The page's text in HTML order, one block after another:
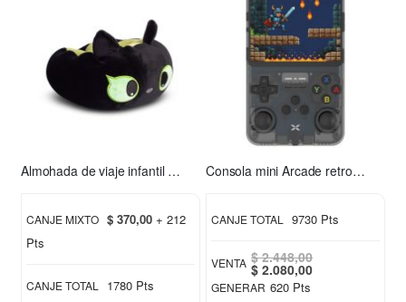
Almohada de viaje infantil Chimuelo verde
CANJE MIXTO $ 370,00 + 212
Pts
CANJE TOTAL 1780 Pts
Consola mini Arcade retro Xion XI-GAME350
CANJE TOTAL 9730 Pts
VENTA $ 2.448,00
Special
Price
$ 2.080,00
GENERAR 620 Pts